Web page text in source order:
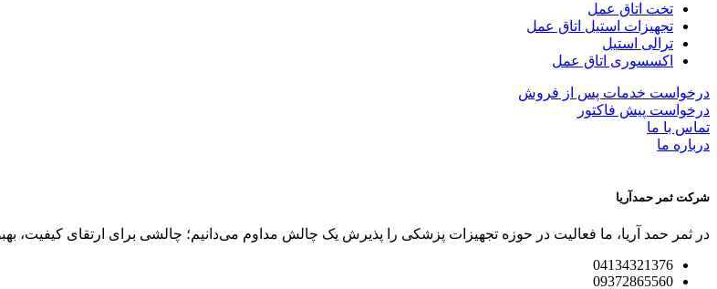
تخت اتاق عمل
تجهیزات استیل اتاق عمل
ترالی استیل
اکسسوری اتاق عمل
درخواست خدمات پس از فروش
درخواست پیش فاکتور
تماس با ما
درباره ما
شرکت ثمر حمدآریا
در ثمر حمد آریا، ما فعالیت در حوزه تجهیزات پزشکی را پذیرش یک چالش مداوم می‌دانیم؛ چالشی برای ارتقای کیفیت،
04134321376
09372865560